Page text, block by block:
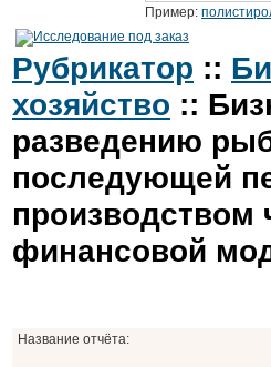
Пример:
Рубрикатор ::
хозяйство ::
разведению
последующей
производством
финансовой
Название отчёта: